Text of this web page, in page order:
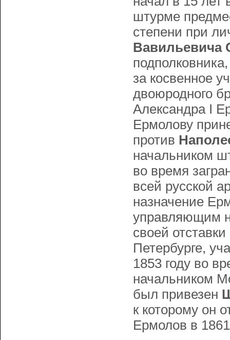
штурме
степени при
Вавильевича
за косвенное
двоюродного
Александра I
Ермолову
против
начальником
во время
всей русской
назначение
управляющим
своей
Петербурге,
1853 году во
начальником
был привезен
к которому он
Ермолов в